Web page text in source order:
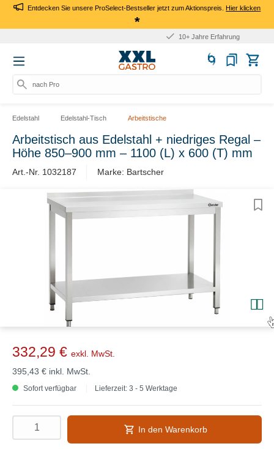
Entdecken Sie unsere ProSelect-Bestseller jetzt zum Aktionspreis.Hier klicken
*
10+ Jahre Erfahrung
nach Produ
Edelstahl Edelstahl-Tisch Arbeitstische
Arbeitstisch aus Edelstahl + niedriges Regal –
Höhe 850–900 mm – 1100 (L) x 600 (T) mm
Art.-Nr. 1032187 Marke: Bartscher
332,29 € exkl. MwSt.
395,43 € inkl. MwSt.
Sofort verfügbar Lieferzeit: 3 - 5 Werktage
In den Warenkorb